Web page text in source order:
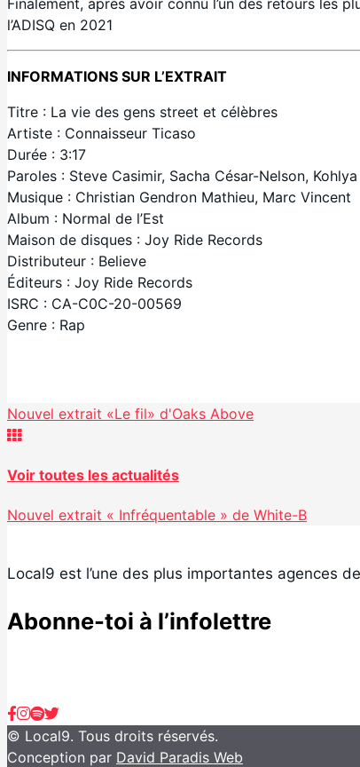
l’ADISQ en 2021
INFORMATIONS SUR L’EXTRAIT
Titre : La vie des gens street et célèbres
Artiste : Connaisseur Ticaso
Durée : 3:17
Paroles : Steve Casimir, Sacha César-Nelson,
Musique : Christian Gendron Mathieu, Marc Vincent
Album : Normal de l’Est
Maison de disques : Joy Ride Records
Distributeur : Believe
Éditeurs : Joy Ride Records
ISRC : CA-C0C-20-00569
Genre : Rap
Partager
Nouvel extrait «Le fil» d'Oaks Above
Voir toutes les actualités
Nouvel extrait « Infréquentable » de White-B
Local9 est l’une des plus importantes agences
Abonne-toi à l’infolettre
© Local9. Tous droits réservés.
Conception par David Paradis Web